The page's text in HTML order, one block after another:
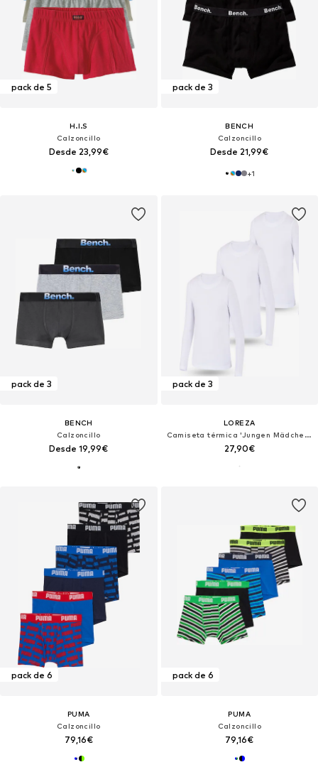
pack de 5
H.I.S
Calzoncillo
Desde 23,99€
pack de 3
BENCH
Calzoncillo
Desde 21,99€
+1
pack de 3
BENCH
Calzoncillo
Desde 19,99€
pack de 3
LOREZA
Camiseta térmica 'Jungen Mädchen Langarmshirts'
27,90€
pack de 6
PUMA
Calzoncillo
79,16€
pack de 6
PUMA
Calzoncillo
79,16€